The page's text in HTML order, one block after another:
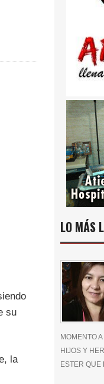
su
la
LO MÁS
MOMENTO
HIJOS Y
ESTER QUE